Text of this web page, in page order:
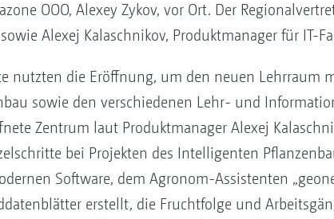
OOO, Alexey Zykov, vor Ort. Der
Alexej Kalaschnikov, Produktmanager für IT-
nutzten die Eröffnung, um den neuen
sowie den verschiedenen Lehr- und
Zentrum laut Produktmanager Alexej
bei Projekten des Intelligenten
Software, dem Agronom-Assistenten
erstellt, die Fruchtfolge und